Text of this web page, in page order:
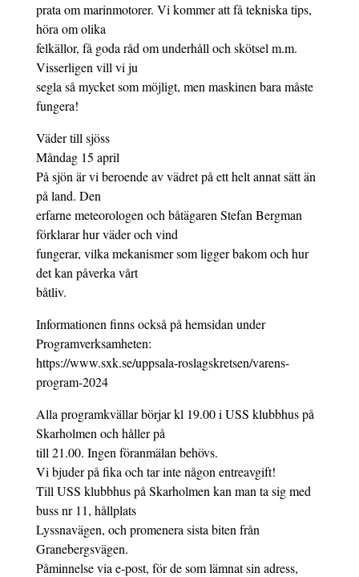
prata om marinmotorer. Vi kommer att få tekniska tips,
höra om olika
felkällor, få goda råd om underhåll och skötsel m.m.
Visserligen vill vi ju
segla så mycket som möjligt, men maskinen bara måste
fungera!
Väder till sjöss
Måndag 15 april
På sjön är vi beroende av vädret på ett helt annat sätt än
på land. Den
erfarne meteorologen och båtägaren Stefan Bergman
förklarar hur väder och vind
fungerar, vilka mekanismer som ligger bakom och hur
det kan påverka vårt
båtliv.
Informationen finns också på hemsidan under
Programverksamheten:
https://www.sxk.se/uppsala-roslagskretsen/varens-
program-2024
Alla programkvällar börjar kl 19.00 i USS klubbhus på
Skarholmen och håller på
till 21.00. Ingen föranmälan behövs.
Vi bjuder på fika och tar inte någon entreavgift!
Till USS klubbhus på Skarholmen kan man ta sig med
buss nr 11, hållplats
Lyssnavägen, och promenera sista biten från
Granebergsvägen.
Påminnelse via e-post, för de som lämnat sin adress,